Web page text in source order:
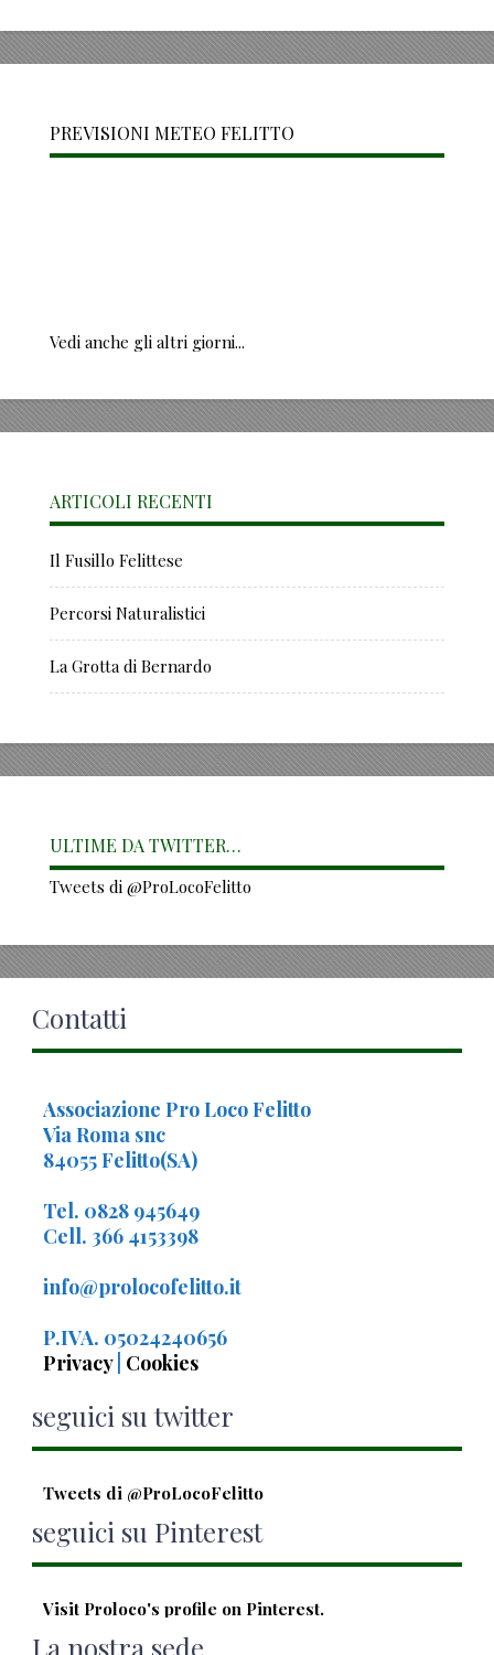
PREVISIONI METEO FELITTO
Vedi anche gli altri giorni...
ARTICOLI RECENTI
Il Fusillo Felittese
Percorsi Naturalistici
La Grotta di Bernardo
ULTIME DA TWITTER…
Tweets di @ProLocoFelitto
Contatti
Associazione Pro Loco Felitto
Via Roma snc
84055 Felitto(SA)
Tel. 0828 945649
Cell. 366 4153398
info@prolocofelitto.it
P.IVA. 05024240656
Privacy Cookies
seguici su twitter
Tweets di @ProLocoFelitto
seguici su Pinterest
Visit Proloco's profile on Pinterest.
La nostra sede